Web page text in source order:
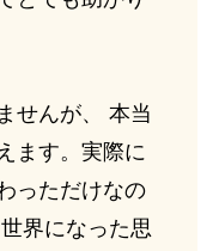
せんが、 本当
ます。実際に
っただけなの
界になった思